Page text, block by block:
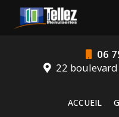
contenu
06
22
ACCUEIL